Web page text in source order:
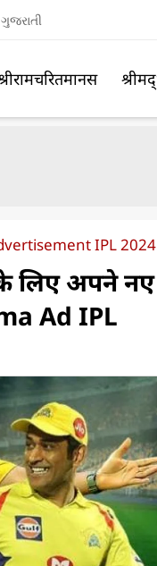
ગુજરાતી
IPL 2024
लिए अपने नए
Ad IPL